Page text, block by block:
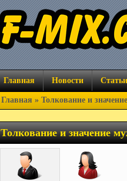
Главная Новости Статьи
Главная » Толкование и
Толкование и значение